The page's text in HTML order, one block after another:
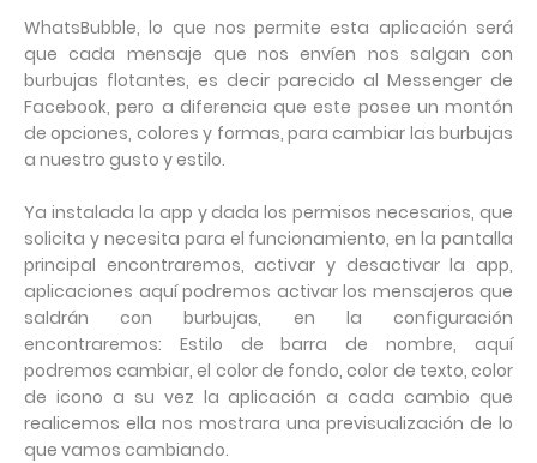
WhatsBubble, lo que nos permite esta aplicación será
que cada mensaje que nos envíen nos salgan con
burbujas flotantes, es decir parecido al Messenger de
Facebook, pero a diferencia que este posee un montón
de opciones, colores y formas, para cambiar las burbujas
a nuestro gusto y estilo.
Ya instalada la app y dada los permisos necesarios, que
solicita y necesita para el funcionamiento, en la pantalla
principal encontraremos, activar y desactivar la app,
aplicaciones aquí podremos activar los mensajeros que
saldrán con burbujas, en la configuración
encontraremos: Estilo de barra de nombre, aquí
podremos cambiar, el color de fondo, color de texto, color
de icono a su vez la aplicación a cada cambio que
realicemos ella nos mostrara una previsualización de lo
que vamos cambiando.